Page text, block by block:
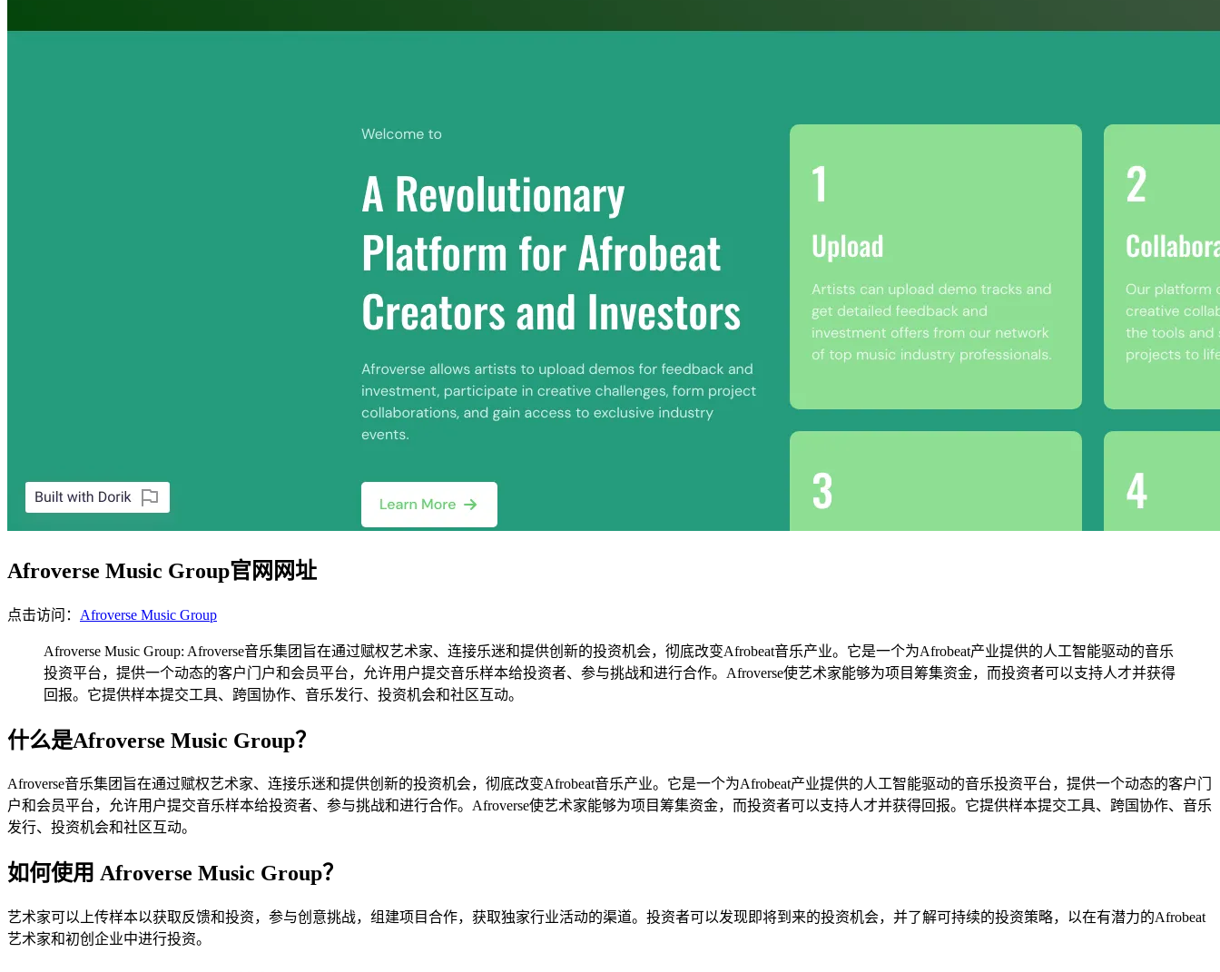
Afroverse Music Group官网网址
点击访问： Afroverse Music Group
Afroverse Music Group: Afroverse音乐集团旨在通过赋权艺术家、连接乐迷和提供创新的投资机会，彻底改变Afrobeat音乐产业。它是一个为Afrobeat产业提供的人工智能驱动的音乐
投资平台，提供一个动态的客户门户和会员平台，允许用户提交音乐样本给投资者、参与挑战和进行合作。Afroverse使艺术家能够为项目筹集资金，而投资者可以支持人才并获得
回报。它提供样本提交工具、跨国协作、音乐发行、投资机会和社区互动。
什么是Afroverse Music Group？
Afroverse音乐集团旨在通过赋权艺术家、连接乐迷和提供创新的投资机会，彻底改变Afrobeat音乐产业。它是一个为Afrobeat产业提供的人工智能驱动的音乐投资平台，提供一个动态的客户门
户和会员平台，允许用户提交音乐样本给投资者、参与挑战和进行合作。Afroverse使艺术家能够为项目筹集资金，而投资者可以支持人才并获得回报。它提供样本提交工具、跨国协作、音乐
发行、投资机会和社区互动。
如何使用 Afroverse Music Group？
艺术家可以上传样本以获取反馈和投资，参与创意挑战，组建项目合作，获取独家行业活动的渠道。投资者可以发现即将到来的投资机会，并了解可持续的投资策略，以在有潜力的Afrobeat
艺术家和初创企业中进行投资。